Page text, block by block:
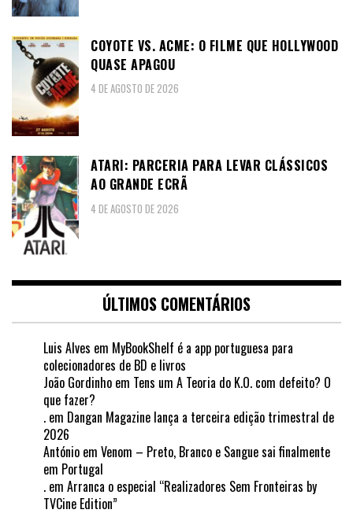
COYOTE VS. ACME: O FILME QUE HOLLYWOOD
QUASE APAGOU
4 DE AGOSTO DE 2026
ATARI: PARCERIA PARA LEVAR CLÁSSICOS
AO GRANDE ECRÃ
4 DE AGOSTO DE 2026
ÚLTIMOS COMENTÁRIOS
Luis Alves em MyBookShelf é a app portuguesa para
colecionadores de BD e livros
João Gordinho em Tens um A Teoria do K.O. com defeito? O
que fazer?
. em Dangan Magazine lança a terceira edição trimestral de
2026
António em Venom – Preto, Branco e Sangue sai finalmente
em Portugal
. em Arranca o especial “Realizadores Sem Fronteiras by
TVCine Edition”